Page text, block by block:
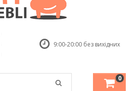
9:00-20:00 без вихідних
0